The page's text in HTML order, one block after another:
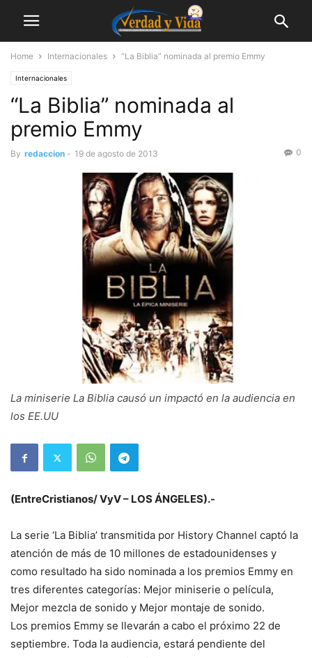
Home Internacionales “La Biblia” nominada al premio Emmy
Internacionales
“La Biblia” nominada al
premio Emmy
By redaccion - 19 de agosto de 2013 0
La miniserie La Biblia causó un impactó en la audiencia en
los EE.UU
(EntreCristianos/ VyV – LOS ÁNGELES).-
La serie ‘La Biblia’ transmitida por History Channel captó la
atención de más de 10 millones de estadounidenses y
como resultado ha sido nominada a los premios Emmy en
tres diferentes categorías: Mejor miniserie o película,
Mejor mezcla de sonido y Mejor montaje de sonido.
Los premios Emmy se llevarán a cabo el próximo 22 de
septiembre. Toda la audiencia, estará pendiente del